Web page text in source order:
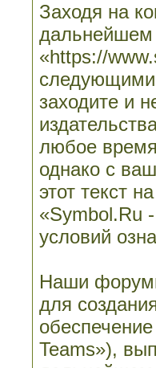
Заходя на
дальнейшем
«https://
следующими
заходите и
любое
однако с
этот текст
«Symbol.Ru
условий
Наши
для
Teams»),